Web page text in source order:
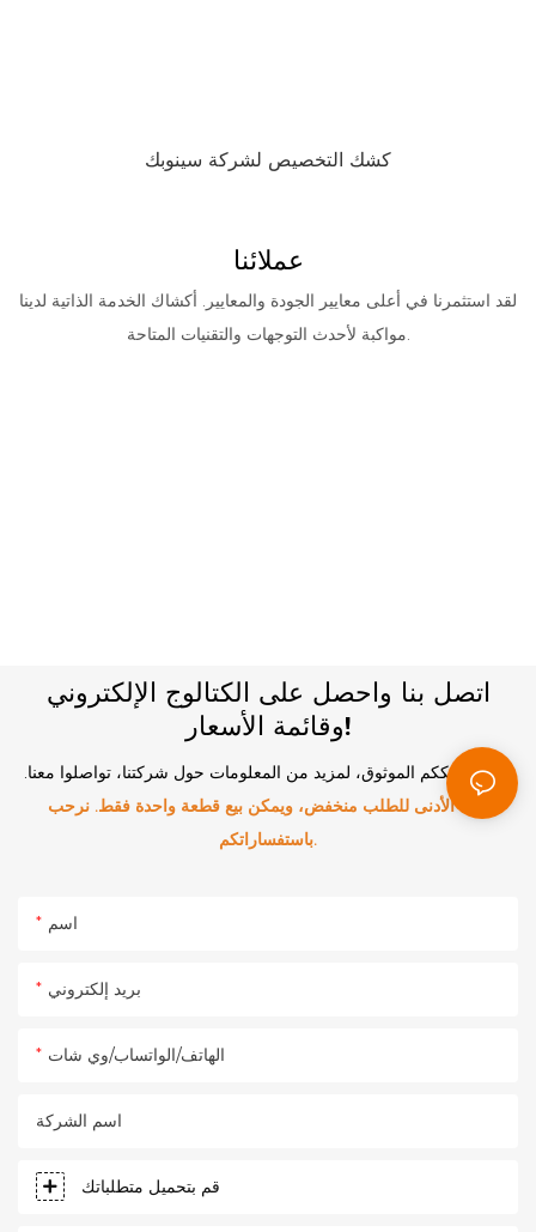
كشك التخصيص لشركة سينوبك
عملائنا
لقد استثمرنا في أعلى معايير الجودة والمعايير. أكشاك الخدمة الذاتية لدينا
مواكبة لأحدث التوجهات والتقنيات المتاحة.
اتصل بنا واحصل على الكتالوج الإلكتروني
وقائمة الأسعار!
نحن شريككم الموثوق، لمزيد من المعلومات حول شركتنا، تواصلوا معنا.
الحد الأدنى للطلب منخفض، ويمكن بيع قطعة واحدة فقط. نرحب
باستفساراتكم.
اسم
بريد إلكتروني
الهاتف/الواتساب/وي شات
اسم الشركة
قم بتحميل متطلباتك